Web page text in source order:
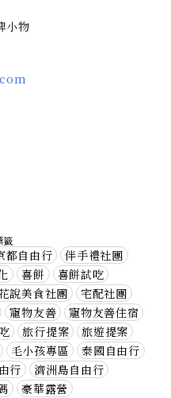
小物
籤
都自由行
伴手禮社團
喜餅
喜餅試吃
說美食社團
宅配社團
寵物友善
寵物友善住宿
旅行提案
旅遊提案
毛小孩專區
泰國自由行
行
濟洲島自由行
豪華露營